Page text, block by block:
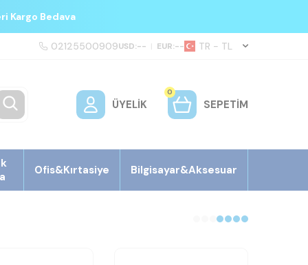
Kargo Bedava
02125500909USD:-- | EUR:-- TR − TL
ÜYELIK
0
SEPETIM
Ofis&Kırtasiye Bilgisayar&Aksesuar